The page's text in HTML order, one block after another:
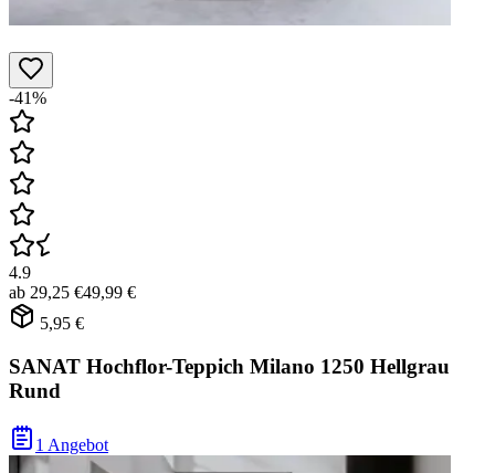
-41%
4.9
ab 29,25 €49,99 €
5,95 €
SANAT Hochflor-Teppich Milano 1250 Hellgrau
Rund
1 Angebot